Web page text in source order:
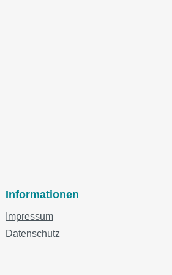
Informationen
Impressum
Datenschutz